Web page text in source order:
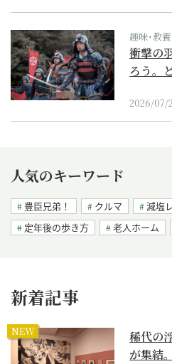
趣味･教養
衝撃の
ろう。
2026/07/
人気のキーワード
豊臣兄弟！ クルマ 減塩
定年後の歩き方
老人ホーム
新着記事
NEW
稀代の
が集結